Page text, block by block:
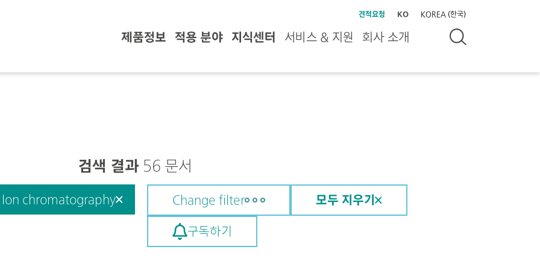
견적요청 KO KOREA (한국)
제품정보 적용 분야 지식센터 서비스 & 지원 회사 소개
검색 결과56 문서
Ion chromatography Change filter 모두 지우기
구독하기